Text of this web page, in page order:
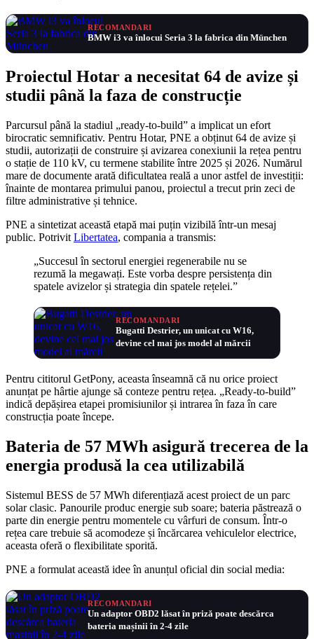
RECOMANDARI
BMW i3 va înlocui Seria 3 la fabrica din München
Proiectul Hotar a necesitat 64 de avize și
studii până la faza de construcție
Parcursul până la stadiul „ready-to-build” a implicat un efort
birocratic semnificativ. Pentru Hotar, PNE a obținut 64 de avize și
studii, autorizații de construire și avizarea conexiunii la rețea pentru
o stație de 110 kV, cu termene stabilite între 2025 și 2026. Numărul
mare de documente arată dificultatea reală a unor astfel de investiții:
înainte de montarea primului panou, proiectul a trecut prin zeci de
filtre administrative și tehnice.
PNE a sintetizat această etapă mai puțin vizibilă într-un mesaj
public. Potrivit Libertatea, compania a transmis:
„Succesul în sectorul energiei regenerabile nu se
rezumă la megawați. Este vorba despre persistența din
spatele avizelor și strategia din spatele rețelei.”
RECOMANDARI
Bugatti Destrier, un unicat cu W16,
devine cel mai jos model al mărcii
Pentru cititorul GetPony, aceasta înseamnă că nu orice proiect
anunțat pe hârtie ajunge să conteze pentru rețea. „Ready-to-build”
indică depășirea etapei promisiunilor și intrarea în faza în care
construcția poate începe.
Bateria de 57 MWh asigură trecerea de la
energia produsă la cea utilizabilă
Sistemul BESS de 57 MWh diferențiază acest proiect de un parc
solar clasic. Panourile produc energie sub soare; bateria păstrează o
parte din energie pentru momentele cu vârfuri de consum. Într-o
rețea care trebuie să acomodeze și încărcarea vehiculelor electrice,
aceasta oferă o flexibilitate sporită.
PNE a formulat această idee în anunțul oficial din social media:
RECOMANDARI
Un adaptor OBD2 lăsat în priză poate descărca
bateria mașinii în 2-4 zile